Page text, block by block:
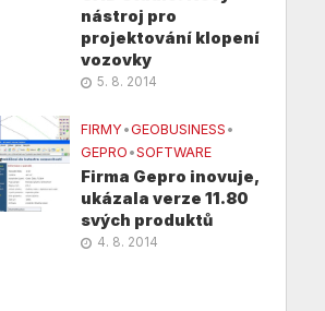
nástroj pro
projektování klopení
vozovky
5. 8. 2014
FIRMY •GEOBUSINESS •
GEPRO •SOFTWARE
Firma Gepro inovuje,
ukázala verze 11.80
svých produktů
4. 8. 2014